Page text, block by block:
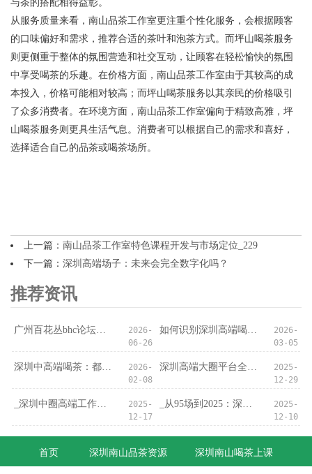
与茶的搭配相得益彰。
从服务质量来看，南山品茶工作室更注重个性化服务，会根据顾客
的口味偏好和需求，推荐合适的茶叶和泡茶方式。而坪山喝茶服务
则更侧重于整体的氛围营造和社交互动，让顾客在轻松愉快的氛围
中享受喝茶的乐趣。在价格方面，南山品茶工作室由于其较高的成
本投入，价格可能相对较高；而坪山喝茶服务以其亲民的价格吸引
了众多消费者。在环境方面，南山品茶工作室偏向于精致高雅，坪
山喝茶服务则更具生活气息。消费者可以根据自己的需求和喜好，
选择适合自己的品茶或喝茶场所。
上一篇： 南山品茶工作室特色课程开发与市场定位_229
下一篇： 深圳高端场子：未来会完全数字化吗？
推荐资讯
‌广州百花丛bhc论坛‌：论坛里的“资源陷阱”
2026-
06-26
如何识别深圳高端喝茶会所的隐藏服务？
2026-
03-05
深圳中高端喝茶：都市人的深夜疗愈
2026-
02-08
深圳高端大圈平台全解析：可靠性与安全性
2025-
12-29
_深圳中圈高端工作室暗访实录：门禁后的真实场景_
2025-
12-17
_从95场到2025：深圳夜经济的十年光影_
2025-
12-10
首页 深圳南山品茶资源 深圳南山喝茶上课